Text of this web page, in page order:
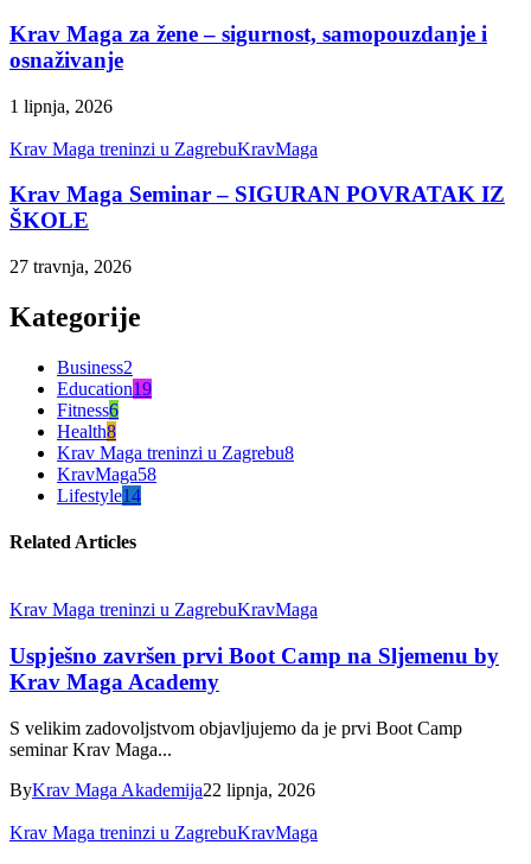
Krav Maga za žene – sigurnost, samopouzdanje i
osnaživanje
1 lipnja, 2026
Krav Maga treninzi u ZagrebuKravMaga
Krav Maga Seminar – SIGURAN POVRATAK IZ
ŠKOLE
27 travnja, 2026
Kategorije
Business2
Education19
Fitness6
Health8
Krav Maga treninzi u Zagrebu8
KravMaga58
Lifestyle14
Related Articles
Krav Maga treninzi u ZagrebuKravMaga
Uspješno završen prvi Boot Camp na Sljemenu by
Krav Maga Academy
S velikim zadovoljstvom objavljujemo da je prvi Boot Camp
seminar Krav Maga...
ByKrav Maga Akademija22 lipnja, 2026
Krav Maga treninzi u ZagrebuKravMaga